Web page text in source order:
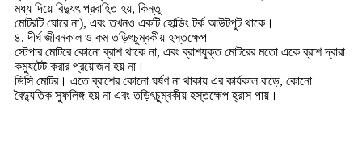
মধ্য দিয়ে বিদ্যুৎ প্রবাহিত হয়, কিন্তু
মোটরটি ঘোরে না), এবং তখনও একটি হোল্ডিং টর্ক আউটপুট থাকে।
৪. দীর্ঘ জীবনকাল ও কম তড়িৎচুম্বকীয় হস্তক্ষেপ
স্টেপার মোটরে কোনো ব্রাশ থাকে না, এবং ব্রাশযুক্ত মোটরের মতো একে ব্রাশ দ্বারা
কম্যুটেট করার প্রয়োজন হয় না।
ডিসি মোটর। এতে ব্রাশের কোনো ঘর্ষণ না থাকায় এর কার্যকাল বাড়ে, কোনো
বৈদ্যুতিক স্ফুলিঙ্গ হয় না এবং তড়িৎচুম্বকীয় হস্তক্ষেপ হ্রাস পায়।